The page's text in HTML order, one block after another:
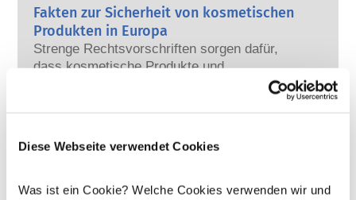
Diese Webseite verwendet Cookies
Was ist ein Cookie? Welche Cookies verwenden wir und
Fakten zur Sicherheit von kosmetischen
Produkten in Europa
Strenge Rechtsvorschriften sorgen dafür,
dass kosmetische Produkte und
Körperpflegemittel, die in der Europäischen
Anwendung am Menschen sind. Die
europäische Regulierungsbehörden tragen
Sicherheit von kosmetischen Produkten.
enthalten?